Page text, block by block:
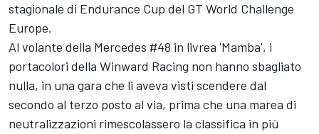
stagionale di Endurance Cup del GT World Challenge
Europe.
Al volante della Mercedes #48 in livrea 'Mamba', i
portacolori della Winward Racing non hanno sbagliato
nulla, in una gara che li aveva visti scendere dal
secondo al terzo posto al via, prima che una marea di
neutralizzazioni rimescolassero la classifica in più